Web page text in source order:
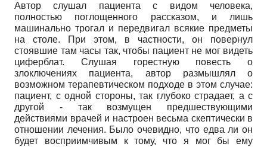
Автор слушал пациента с видом человека,
полностью поглощенного рассказом, и лишь
машинально трогал и передвигал всякие предметы
на столе. При этом, в частности, он повернул
стоявшие там часы так, чтобы пациент не мог видеть
циферблат. Слушая горестную повесть о
злоключениях пациента, автор размышлял о
возможном терапевтическом подходе в этом случае:
пациент, с одной стороны, так глубоко страдает, а с
другой - так возмущен предшествующими
действиями врачей и настроен весьма скептически в
отношении лечения. Было очевидно, что едва ли он
будет восприимчивым к тому, что я мог бы ему